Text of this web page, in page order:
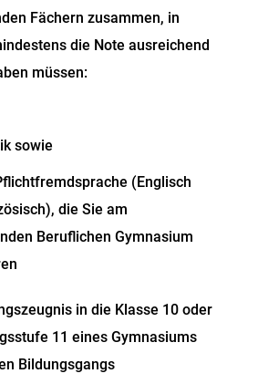
Fächern zusammen, in
die Note ausreichend
müssen:
sowie
(Englisch
die Sie am
Beruflichen Gymnasium
in die Klasse 10 oder
11 eines Gymnasiums
Bildungsgangs